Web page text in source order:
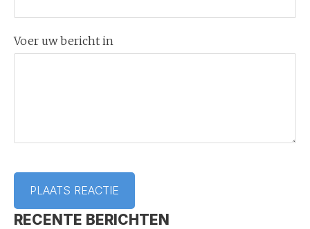
RECENTE BERICHTEN
Voer uw bericht in